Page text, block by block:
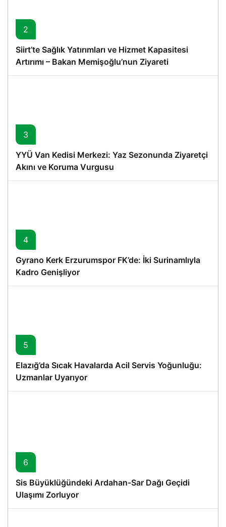
2
Siirt’te Sağlık Yatırımları ve Hizmet Kapasitesi
Artırımı – Bakan Memişoğlu’nun Ziyareti
3
YYÜ Van Kedisi Merkezi: Yaz Sezonunda Ziyaretçi
Akını ve Koruma Vurgusu
4
Gyrano Kerk Erzurumspor FK’de: İki Surinamlıyla
Kadro Genişliyor
5
Elazığ’da Sıcak Havalarda Acil Servis Yoğunluğu:
Uzmanlar Uyarıyor
6
Sis Büyüklüğündeki Ardahan-Sar Dağı Geçidi
Ulaşımı Zorluyor